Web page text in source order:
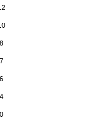
8
7
6
4
0